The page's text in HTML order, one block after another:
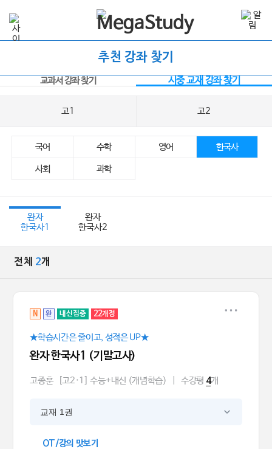
추천 강좌 찾기
교과서 강좌 찾기 시중 교재 강좌 찾기
고1 고2
국어 수학 영어 한국사
사회 과학
완자
한국사1
완자
한국사2
전체 2개
N 완 내신집중 22개정
★학습시간은 줄이고, 성적은 UP★
완자 한국사1 (기말고사)
고종훈 [고2·1] 수능+내신 (개념학습) 수강평 4개
교재 1권
OT/강의 맛보기